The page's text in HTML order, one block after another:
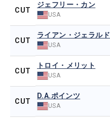
CUT
ジェフリー・カン
USA
CUT
ライアン・ジェラルド
USA
CUT
トロイ・メリット
USA
CUT
D.A.ポインツ
USA